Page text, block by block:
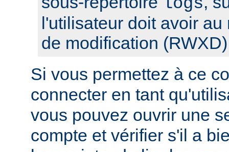
l'utilisateur doit avoir
de modification
Si vous permettez à ce
connecter en tant
vous pouvez ouvrir une
compte et vérifier s'il a